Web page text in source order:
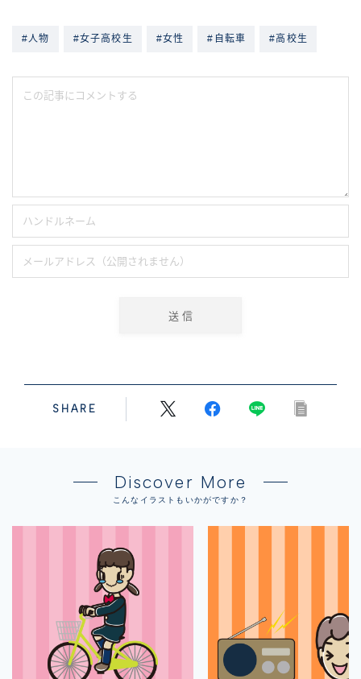
#人物 #女子高校生 #女性 #自転車 #高校生
SHARE
Discover More
こんなイラストもいかがですか？